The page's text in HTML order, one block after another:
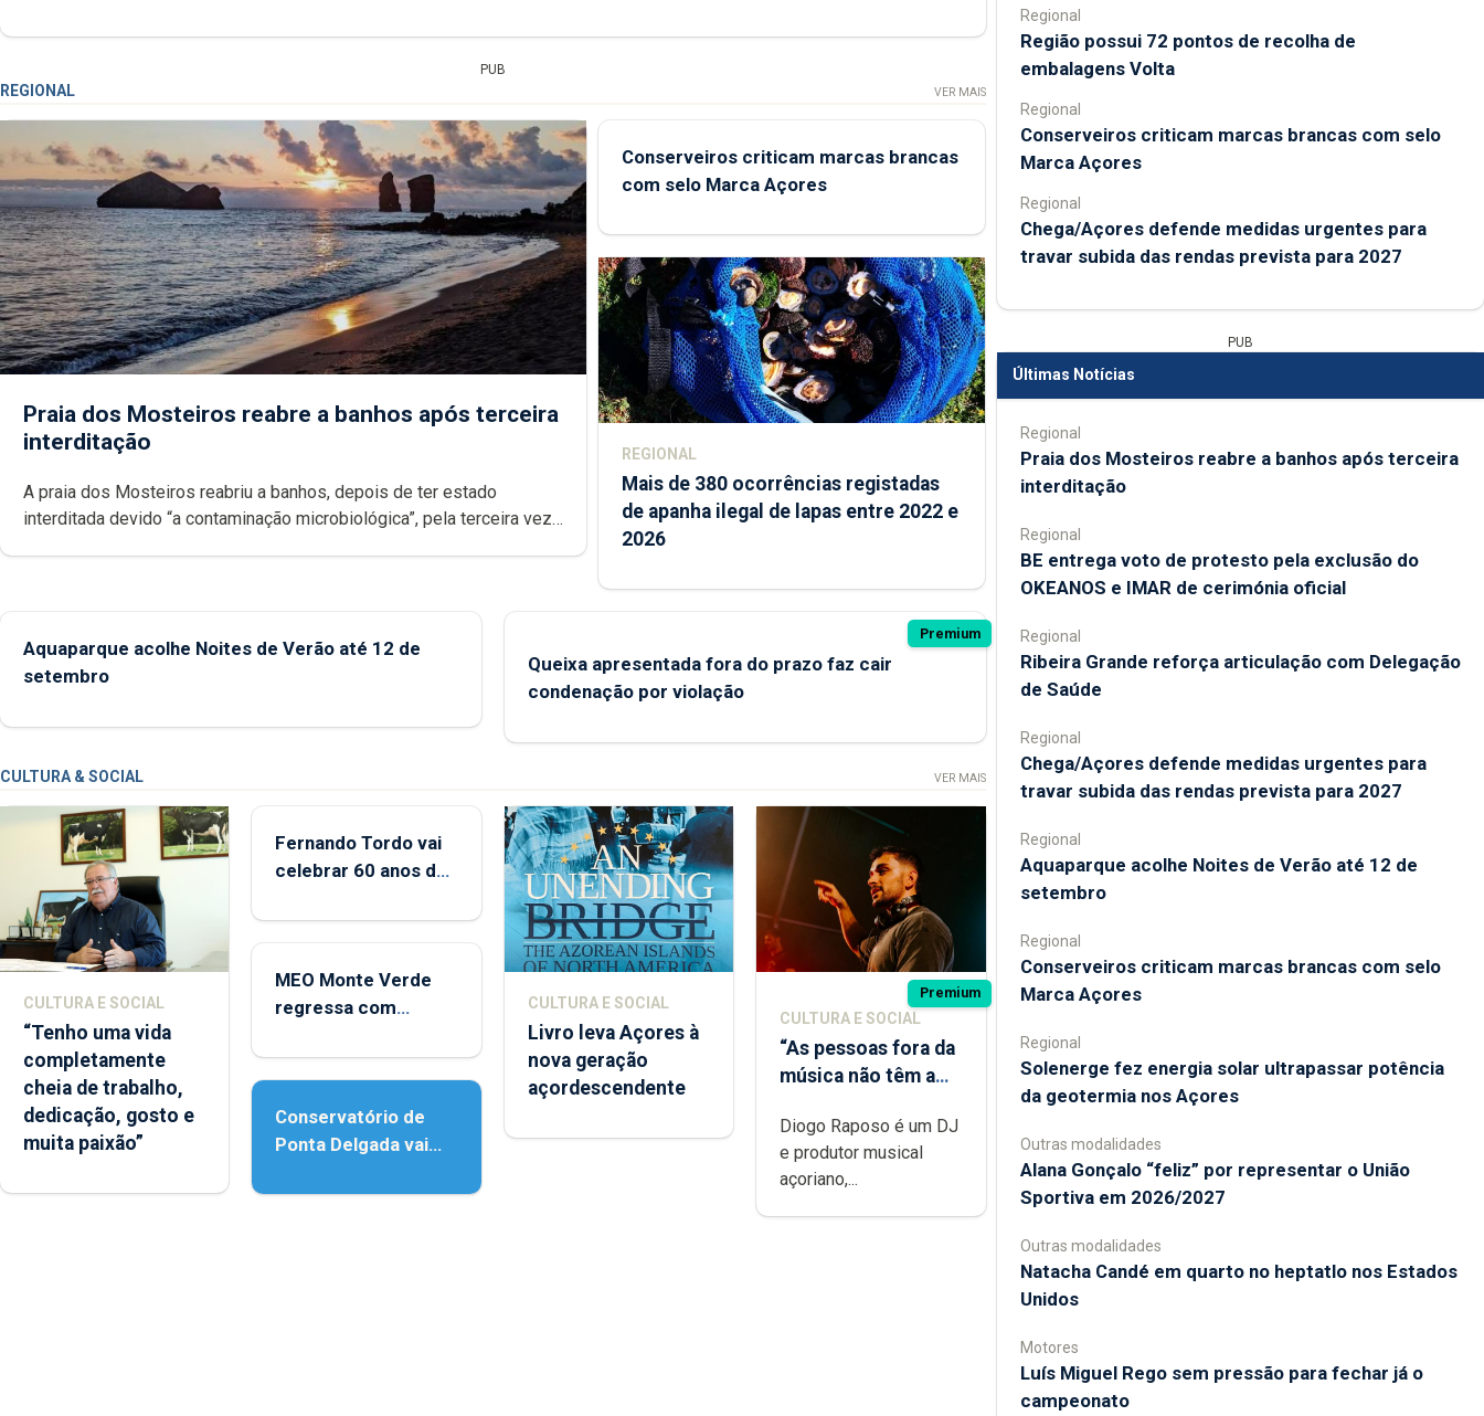
PUB
REGIONAL VER MAIS
Praia dos Mosteiros reabre a banhos após terceira
interditação
A praia dos Mosteiros reabriu a banhos, depois de ter estado
interditada devido “a contaminação microbiológica”, pela terceira vez
Conserveiros criticam marcas brancas
com selo Marca Açores
REGIONAL
Mais de 380 ocorrências registadas
de apanha ilegal de lapas entre 2022 e
2026
Aquaparque acolhe Noites de Verão até 12 de
setembro
Premium
Queixa apresentada fora do prazo faz cair
condenação por violação
CULTURA & SOCIAL VER MAIS
CULTURA E SOCIAL
“Tenho uma vida
completamente
cheia de trabalho,
dedicação, gosto e
muita paixão”
Fernando Tordo vai
celebrar 60 anos de
Micaelense
MEO Monte Verde
regressa com
acessibilidade
Conservatório de
Ponta Delgada vai
instrumentos
CULTURA E SOCIAL
Livro leva Açores à
nova geração
açordescendente
Premium
CULTURA E SOCIAL
“As pessoas fora da
música não têm a
difícil é produzir
uma música”
Diogo Raposo é um DJ
e produtor musical
açoriano,...
Regional
Região possui 72 pontos de recolha de
embalagens Volta
Regional
Conserveiros criticam marcas brancas com selo
Marca Açores
Regional
Chega/Açores defende medidas urgentes para
travar subida das rendas prevista para 2027
PUB
Últimas Notícias
Regional
Praia dos Mosteiros reabre a banhos após terceira
interditação
Regional
BE entrega voto de protesto pela exclusão do
OKEANOS e IMAR de cerimónia oficial
Regional
Ribeira Grande reforça articulação com Delegação
de Saúde
Regional
Chega/Açores defende medidas urgentes para
travar subida das rendas prevista para 2027
Regional
Aquaparque acolhe Noites de Verão até 12 de
setembro
Regional
Conserveiros criticam marcas brancas com selo
Marca Açores
Regional
Solenerge fez energia solar ultrapassar potência
da geotermia nos Açores
Outras modalidades
Alana Gonçalo “feliz” por representar o União
Sportiva em 2026/2027
Outras modalidades
Natacha Candé em quarto no heptatlo nos Estados
Unidos
Motores
Luís Miguel Rego sem pressão para fechar já o
campeonato